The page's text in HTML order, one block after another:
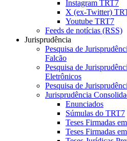
Instagram TRT7
X (ex-Twitter)
Youtube TRT7
Feeds de notícias (RSS)
Jurisprudência
Pesquisa de
Falcão
Pesquisa de
Eletrônicos
Pesquisa de
Jurisprudência
Enunciados
Súmulas do TRT7
Teses Firmadas
Teses Firmadas